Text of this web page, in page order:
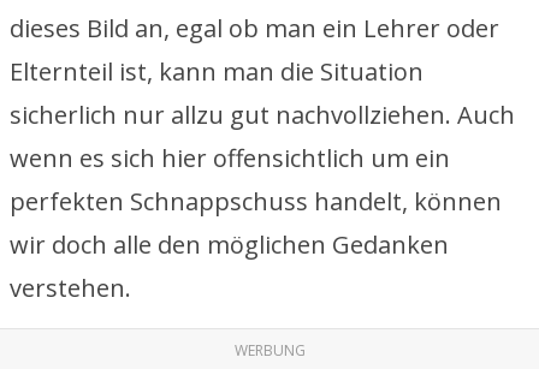
dieses Bild an, egal ob man ein Lehrer oder
Elternteil ist, kann man die Situation
sicherlich nur allzu gut nachvollziehen. Auch
wenn es sich hier offensichtlich um ein
perfekten Schnappschuss handelt, können
wir doch alle den möglichen Gedanken
verstehen.
WERBUNG